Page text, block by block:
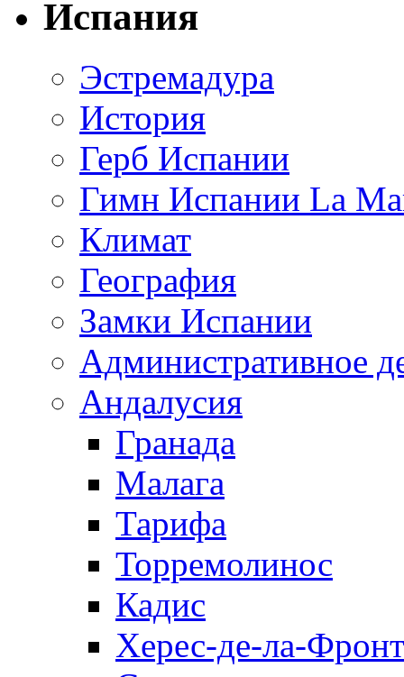
Испания
Эстремадура
История
Герб Испании
Гимн Испании La
Климат
География
Замки Испании
Административное
Андалусия
Гранада
Малага
Тарифа
Торремолинос
Кадис
Херес-де-ла-